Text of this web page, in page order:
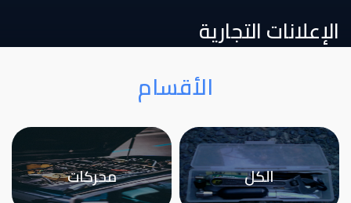
الإعلانات التجارية
الأقسام
الكل محركات